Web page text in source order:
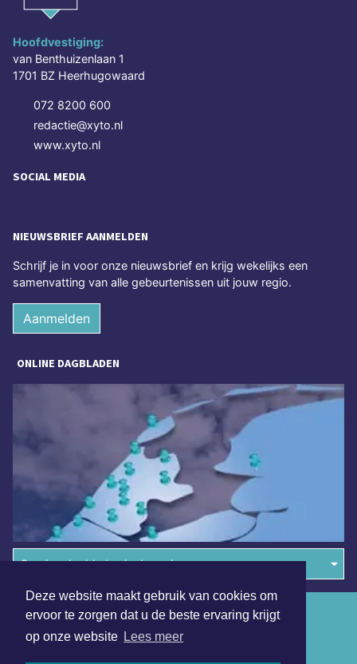
Deze website maakt gebruik van cookies om
ervoor te zorgen dat u de beste ervaring krijgt
op onze website Lees meer
Hoofdvestiging:
van Benthuizenlaan 1
1701 BZ Heerhugowaard
072 8200 600
redactie@xyto.nl
www.xyto.nl
SOCIAL MEDIA
NIEUWSBRIEF AANMELDEN
Schrijf je in voor onze nieuwsbrief en krijg wekelijks een
samenvatting van alle gebeurtenissen uit jouw regio.
Aanmelden
ONLINE DAGBLADEN
Overige dagbladen in de regio
Algemene voorwaarden
Disclaimer